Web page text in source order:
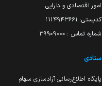
امور اقتصادی و دارایی
کدپستی: ۱۱۱۴۹۴۳۶۶۱
شماره تماس : 39909000
ستادی
پایگاه اطلاع‌رسانی آزادسازی سهام